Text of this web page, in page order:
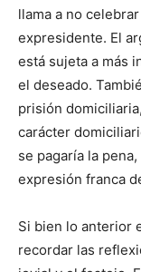
llama a no
expresidente. El
está sujeta a más
el deseado.
prisión
carácter
se pagaría la
expresión franca
Si bien lo anterior
recordar las